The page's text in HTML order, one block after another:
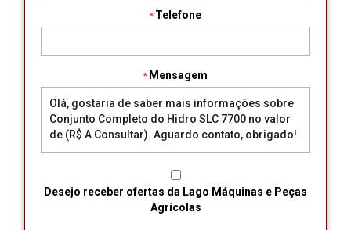
Telefone
Mensagem
Desejo receber ofertas da Lago Máquinas e Peças
Agrícolas